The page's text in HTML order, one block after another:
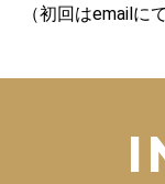
（初回はemailに